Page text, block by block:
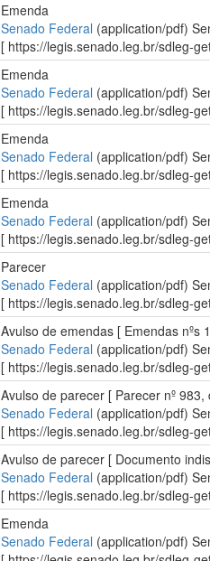
Emenda
Senado Federal (application/pdf)
[ https://legis.senado.leg.br/sdleg-
Emenda
Senado Federal (application/pdf)
[ https://legis.senado.leg.br/sdleg-
Emenda
Senado Federal (application/pdf)
[ https://legis.senado.leg.br/sdleg-
Emenda
Senado Federal (application/pdf)
[ https://legis.senado.leg.br/sdleg-
Parecer
Senado Federal (application/pdf)
[ https://legis.senado.leg.br/sdleg-
Avulso de emendas [ Emendas nºs
Senado Federal (application/pdf)
[ https://legis.senado.leg.br/sdleg-
Avulso de parecer [ Parecer nº
Senado Federal (application/pdf)
[ https://legis.senado.leg.br/sdleg-
Avulso de parecer [ Documento
Senado Federal (application/pdf)
[ https://legis.senado.leg.br/sdleg-
Emenda
Senado Federal (application/pdf)